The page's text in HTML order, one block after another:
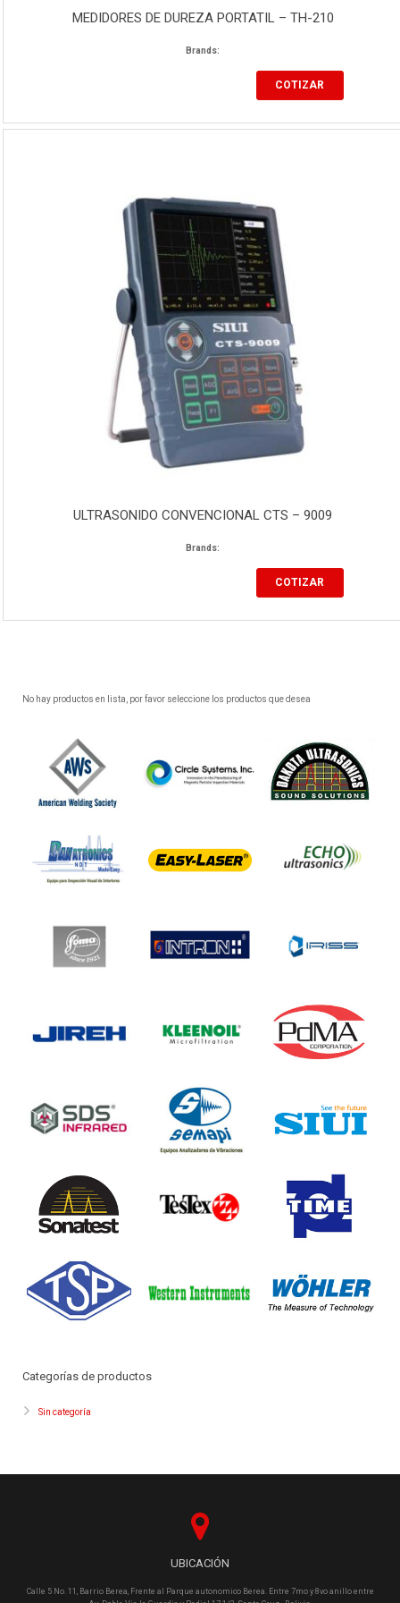
MEDIDORES DE DUREZA PORTATIL – TH-210
Brands:
COTIZAR
ULTRASONIDO CONVENCIONAL CTS – 9009
Brands:
COTIZAR
No hay productos en lista, por favor seleccione los productos que desea
Categorías de productos
Sin categoría
UBICACIÓN
Calle 5 No. 11, Barrio Berea, Frente al Parque autonomico Berea. Entre 7mo y 8vo anillo entre